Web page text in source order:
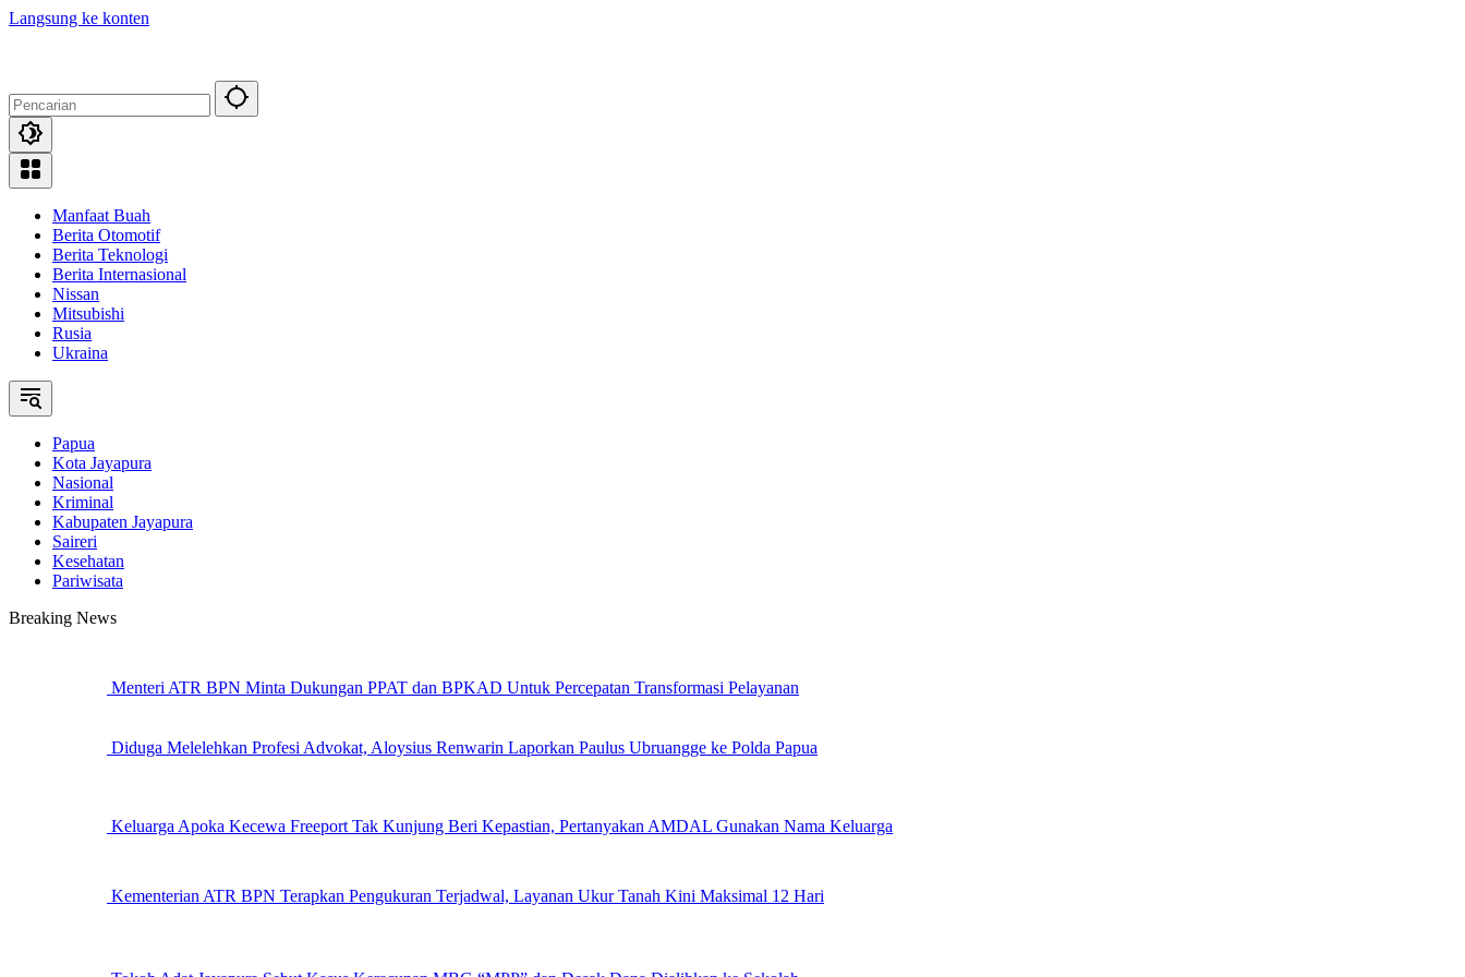
Langsung ke konten
Manfaat Buah
Berita Otomotif
Berita Teknologi
Berita Internasional
Nissan
Mitsubishi
Rusia
Ukraina
Papua
Kota Jayapura
Nasional
Kriminal
Kabupaten Jayapura
Saireri
Kesehatan
Pariwisata
Breaking News
Menteri ATR BPN Minta Dukungan PPAT dan BPKAD Untuk Percepatan Transformasi Pelayanan
Diduga Melelehkan Profesi Advokat, Aloysius Renwarin Laporkan Paulus Ubruangge ke Polda Papua
Keluarga Apoka Kecewa Freeport Tak Kunjung Beri Kepastian, Pertanyakan AMDAL Gunakan Nama Keluarga
Kementerian ATR BPN Terapkan Pengukuran Terjadwal, Layanan Ukur Tanah Kini Maksimal 12 Hari